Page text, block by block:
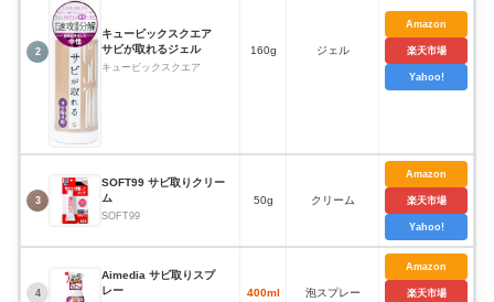
2
キュービックスクエア
サビが取れるジェル
キュービックスクエア
160g ジェル
Amazon
楽天市場
Yahoo!
3
SOFT99 サビ取りクリー
ム
SOFT99
50g クリーム
Amazon
楽天市場
Yahoo!
4
Aimedia サビ取りスプ
レー
400ml 泡スプレー
Amazon
楽天市場